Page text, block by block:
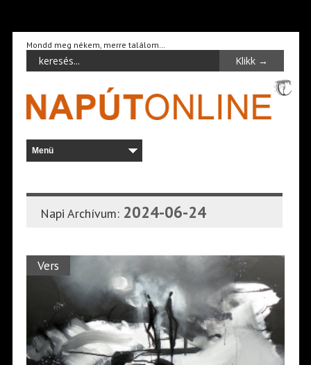
Mondd meg nékem, merre találom…
Napi Archívum: 2024-06-24
Vers